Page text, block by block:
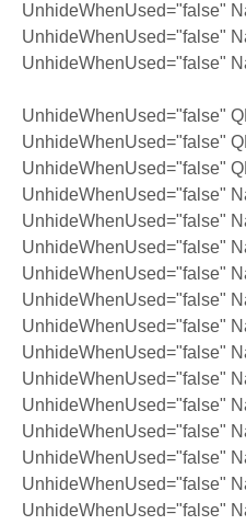
UnhideWhenUsed="false"
UnhideWhenUsed="false"
UnhideWhenUsed="false"
UnhideWhenUsed="false"
UnhideWhenUsed="false"
UnhideWhenUsed="false"
UnhideWhenUsed="false"
UnhideWhenUsed="false"
UnhideWhenUsed="false"
UnhideWhenUsed="false"
UnhideWhenUsed="false"
UnhideWhenUsed="false"
UnhideWhenUsed="false"
UnhideWhenUsed="false"
UnhideWhenUsed="false"
UnhideWhenUsed="false"
UnhideWhenUsed="false"
UnhideWhenUsed="false"
UnhideWhenUsed="false"